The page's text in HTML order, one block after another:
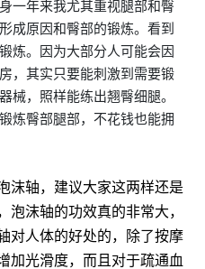
一年来我尤其重视腿部和臀
成原因和臀部的锻炼。看到
炼。因为大部分人可能会因
，其实只要能刺激到需要锻
械，照样能练出翘臀细腿。
炼臀部腿部，不花钱也能拥
沫轴，建议大家这两样还是
泡沫轴的功效真的非常大，
对人体的好处的，除了按摩
加光滑度，而且对于疏通血